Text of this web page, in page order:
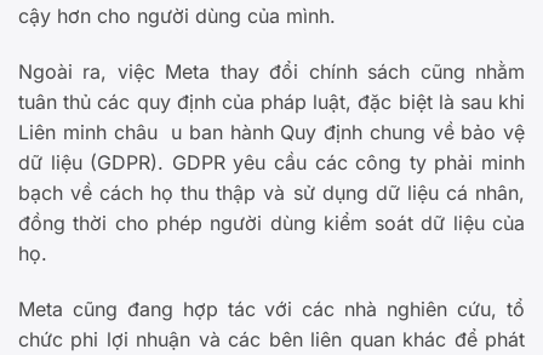
cậy hơn cho người dùng của mình.
Ngoài ra, việc Meta thay đổi chính sách cũng nhằm
tuân thủ các quy định của pháp luật, đặc biệt là sau khi
Liên minh châu u ban hành Quy định chung về bảo vệ
dữ liệu (GDPR). GDPR yêu cầu các công ty phải minh
bạch về cách họ thu thập và sử dụng dữ liệu cá nhân,
đồng thời cho phép người dùng kiểm soát dữ liệu của
họ.
Meta cũng đang hợp tác với các nhà nghiên cứu, tổ
chức phi lợi nhuận và các bên liên quan khác để phát